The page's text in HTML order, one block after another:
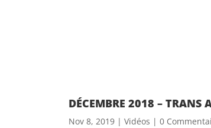
DÉCEMBRE 2018 – TRANS
Nov 8, 2019| Vidéos | 0